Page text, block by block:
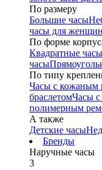
По размеру
Большие часы
часы для женщин
По форме
Квадратные часы
часы
По типу
Часы с кожаным
браслетомЧасы с
полимерным
А также
Детские часы
Бренды
Наручные часы
3